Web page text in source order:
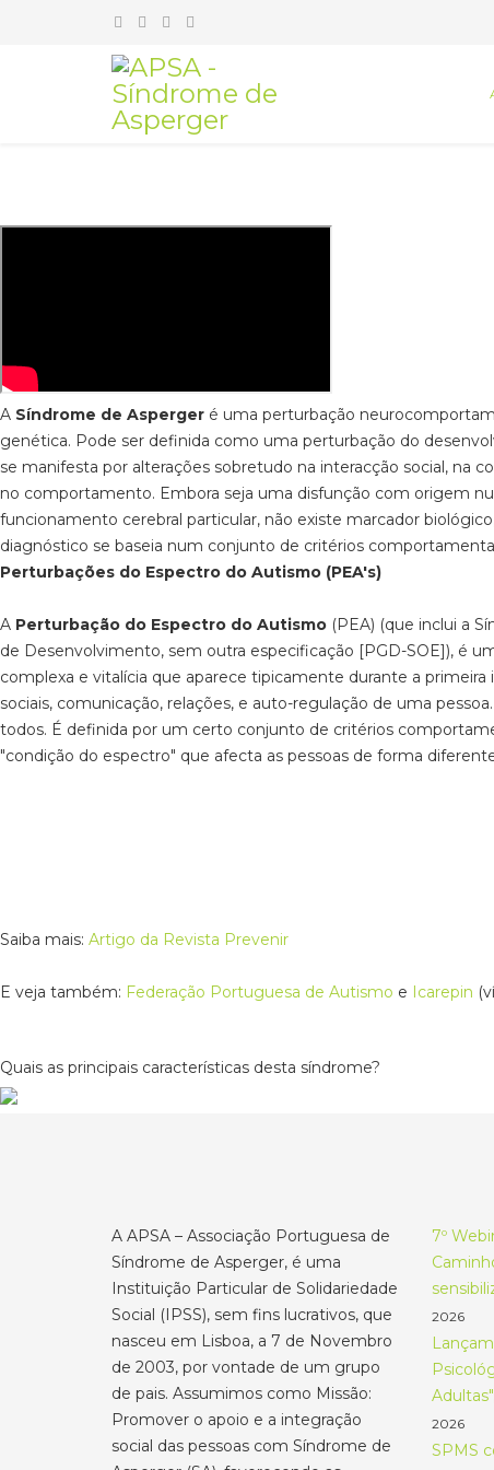
A Síndrome de Asperger é uma perturbação
genética. Pode ser definida como uma perturbação do
se manifesta por alterações sobretudo na interacção social, na
no comportamento. Embora seja uma disfunção com origem
funcionamento cerebral particular, não existe marcador
diagnóstico se baseia num conjunto de critérios
Perturbações do Espectro do Autismo (PEA's)
A Perturbação do Espectro do Autismo (PEA) (que inclui a
de Desenvolvimento, sem outra especificação [PGD-SOE]), é
complexa e vitalícia que aparece tipicamente durante a
sociais, comunicação, relações, e auto-regulação de uma
todos. É definida por um certo conjunto de critérios
"condição do espectro" que afecta as pessoas de forma
Saiba mais: Artigo da Revista Prevenir
E veja também: Federação Portuguesa de Autismo e Icarepin
Quais as principais características desta síndrome?
A APSA – Associação Portuguesa de
Síndrome de Asperger, é uma
Instituição Particular de Solidariedade
Social (IPSS), sem fins lucrativos, que
nasceu em Lisboa, a 7 de Novembro
de 2003, por vontade de um grupo
de pais. Assumimos como Missão:
Promover o apoio e a integração
social das pessoas com Síndrome de
7º
2026
2026
SPMS